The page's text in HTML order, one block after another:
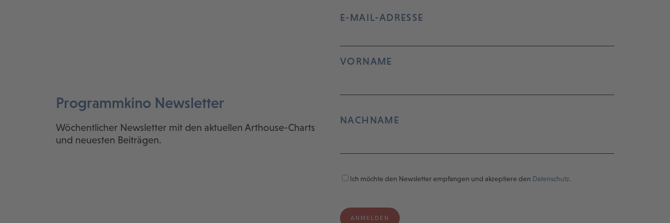
Programmkino Newsletter
Wöchentlicher Newsletter mit den aktuellen Arthouse-Charts
und neuesten Beiträgen.
E-MAIL-ADRESSE
VORNAME
NACHNAME
Ich möchte den Newsletter empfangen und akzeptiere den Datenschutz.